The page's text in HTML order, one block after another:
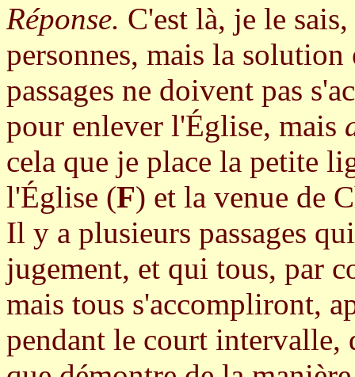
Réponse. C'est là, je le
personnes, mais la
passages ne doivent pas
pour enlever l'Église, mais
cela que je place la petite
l'Église (F) et la venue de
Il y a plusieurs passages
jugement, et qui tous, par
mais tous s'accompliront,
pendant le court intervalle,